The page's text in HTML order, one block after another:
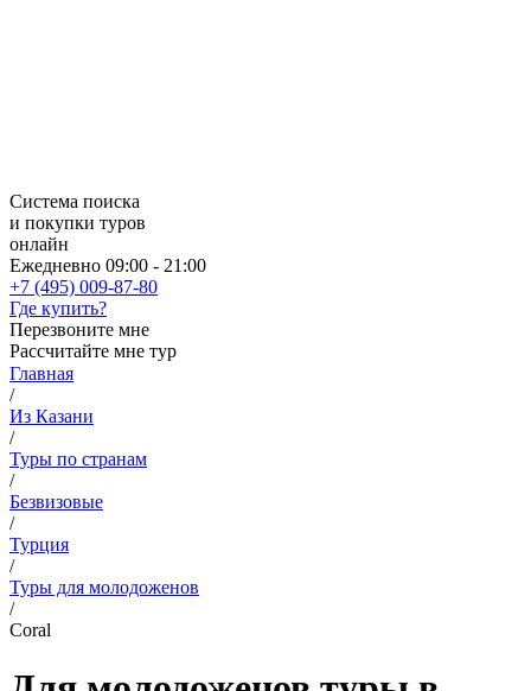
Система поиска
и покупки туров
онлайн
Ежедневно 09:00 - 21:00
+7 (495) 009-87-80
Где купить?
Перезвоните мне
Рассчитайте мне тур
Главная
/
Из Казани
/
Туры по странам
/
Безвизовые
/
Турция
/
Туры для молодоженов
/
Coral